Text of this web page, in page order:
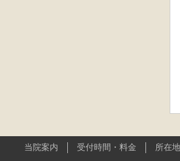
当院案内 受付時間・料金 所在